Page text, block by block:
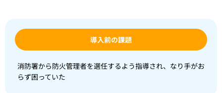
導入前の課題
消防署から防火管理者を選任するよう指導され、なり手がお
らず困っていた